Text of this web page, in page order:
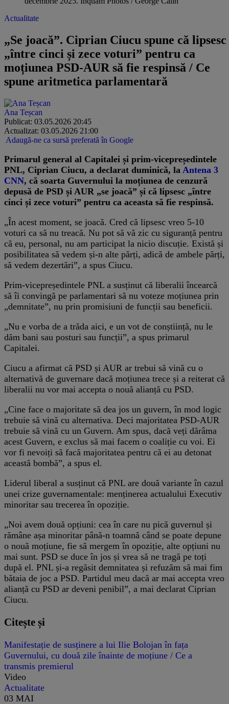
Actualitate
„Se joacă”. Ciprian Ciucu spune că lipsesc
„între cinci și zece voturi” pentru ca
moțiunea PSD-AUR să fie respinsă / Ce
spune aritmetica parlamentară
Ana Teșcan
Publicat: 03.05.2026 20:45
Actualizat: 03.05.2026 21:00
Adaugă-ne ca sursă preferată în Google
Primarul general al Capitalei și prim-vicepreședintele
PNL, Ciprian Ciucu, a declarat duminică, la Antena 3
CNN, că soarta Guvernului la moțiunea de cenzură
depusă de PSD și AUR „se joacă” și că lipsesc „între
cinci și zece voturi” pentru ca aceasta să fie respinsă.
„În acest moment, se joacă. Cred că lipsesc vreo 5-10
voturi ca să nu treacă. Nu pot să vă zic cu siguranță pentru
că eu, personal, nu am participat la nicio discuție. Există și
posibilitatea să vedem și-n alte părți, adică de ambele părți,
să vedem dezertări”, a spus Ciucu.
Prim-vicepreședintele PNL a susținut că liberalii încearcă
să îi convingă pe parlamentari să nu voteze moțiunea prin
„demnitate”, nu prin promisiuni de funcții sau beneficii.
„Nu e vorba de a trăda aici, e un vot de conștiință, nu le
dăm bani sau posturi sau funcții”, a spus primarul
Capitalei.
Ciucu a afirmat că PSD și AUR ar trebui să vină cu o
alternativă de guvernare dacă moțiunea trece și a reiterat că
liberalii nu vor mai accepta o nouă alianță cu PSD.
„Cine face o majoritate să dea jos un guvern, în mod logic
trebuie să vină cu alternativa. Deci majoritatea PSD-AUR
trebuie să vină cu un Guvern. Am spus, dacă veți dărâma
acest Guvern, e exclus să mai facem o coaliție cu voi. Ei
vor fi nevoiți să facă majoritatea pentru că ei au detonat
această bombă”, a spus el.
Liderul liberal a susținut că PNL are două variante în cazul
unei crize guvernamentale: menținerea actualului Executiv
minoritar sau trecerea în opoziție.
„Noi avem două opțiuni: cea în care nu pică guvernul și
rămâne așa minoritar până-n toamnă când se poate depune
o nouă moțiune, fie să mergem în opoziție, alte opțiuni nu
mai sunt. PSD se duce în jos și vrea să ne tragă pe toți
după el. PNL și-a regăsit demnitatea și refuzăm să mai fim
bătaia de joc a PSD. Partidul meu dacă ar mai accepta vreo
alianță cu PSD ar deveni penibil”, a mai declarat Ciprian
Ciucu.
Citește și
Manifestație de susținere a lui Ilie Bolojan în fața
Guvernului, cu două zile înainte de moțiune / Ce a
transmis premierul
Video
Actualitate
03 MAI